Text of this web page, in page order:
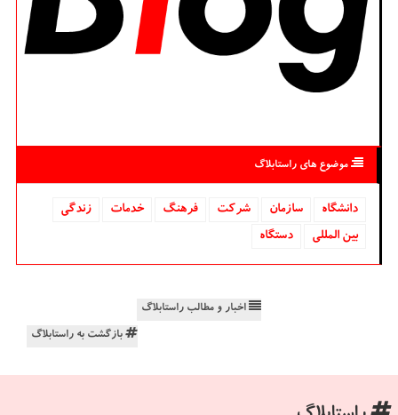
موضوع های راستابلاگ
دانشگاه‌ سازمان شركت فرهنگ خدمات
زندگی
بین المللی
دستگاه
اخبار و مطالب راستابلاگ
بازگشت به راستابلاگ